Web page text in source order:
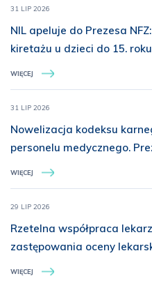
31 LIP 2026
NIL apeluje do Prezesa
kiretażu u dzieci do 15.
WIĘCEJ
31 LIP 2026
Nowelizacja kodeksu
personelu medycznego.
rozszerzenia ochrony
WIĘCEJ
29 LIP 2026
Rzetelna współpraca
zastępowania oceny
świadczeń z zakresu
WIĘCEJ